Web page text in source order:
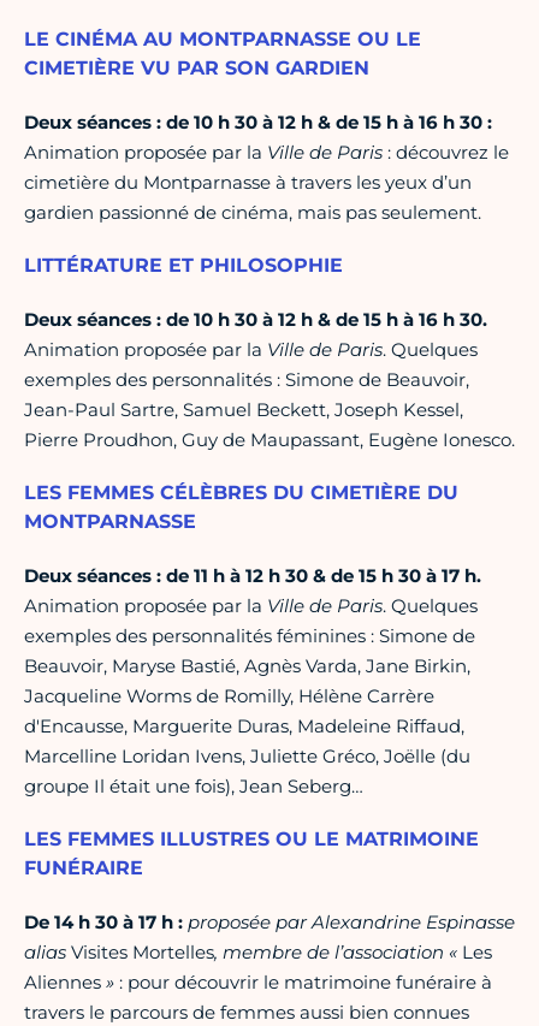
LE CINÉMA AU MONTPARNASSE OU LE
CIMETIÈRE VU PAR SON GARDIEN
Deux séances : de 10 h 30 à 12 h & de 15 h à 16 h 30 :
Animation proposée par la Ville de Paris : découvrez le
cimetière du Montparnasse à travers les yeux d’un
gardien passionné de cinéma, mais pas seulement.
LITTÉRATURE ET PHILOSOPHIE
Deux séances : de 10 h 30 à 12 h & de 15 h à 16 h 30.
Animation proposée par la Ville de Paris. Quelques
exemples des personnalités : Simone de Beauvoir,
Jean-Paul Sartre, Samuel Beckett, Joseph Kessel,
Pierre Proudhon, Guy de Maupassant, Eugène Ionesco.
LES FEMMES CÉLÈBRES DU CIMETIÈRE DU
MONTPARNASSE
Deux séances : de 11 h à 12 h 30 & de 15 h 30 à 17 h.
Animation proposée par la Ville de Paris. Quelques
exemples des personnalités féminines : Simone de
Beauvoir, Maryse Bastié, Agnès Varda, Jane Birkin,
Jacqueline Worms de Romilly, Hélène Carrère
d'Encausse, Marguerite Duras, Madeleine Riffaud,
Marcelline Loridan Ivens, Juliette Gréco, Joëlle (du
groupe Il était une fois), Jean Seberg…
LES FEMMES ILLUSTRES OU LE MATRIMOINE
FUNÉRAIRE
De 14 h 30 à 17 h : proposée parAlexandrine Espinasse
alias Visites Mortelles, membre de l’association « Les
Aliennes » : pour découvrir le matrimoine funéraire à
travers le parcours de femmes aussi bien connues